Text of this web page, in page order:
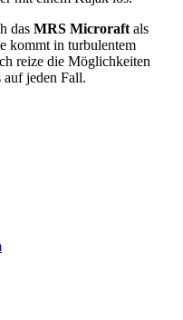
das MRS Microraft als
kommt in turbulentem
reize die Möglichkeiten
auf jeden Fall.